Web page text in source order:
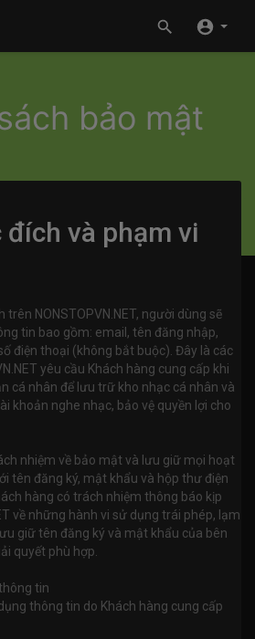
bảo mật
và phạm vi
trên NONSTOPVN.NET, người dùng sẽ
tin bao gồm: email, tên đăng nhập,
điện thoại (không bắt buộc). Đây là các
yêu cầu Khách hàng cung cấp khi
cá nhân để lưu trữ kho nhạc cá nhân và
khoản nghe nhạc, bảo vệ quyền lợi cho
nhiệm về bảo mật và lưu giữ mọi hoạt
tên đăng ký, mật khẩu và hộp thư điện
hàng có trách nhiệm thông báo kịp
về những hành vi sử dụng trái phép, lạm
giữ tên đăng ký và mật khẩu của bên
quyết phù hợp.
tin
thông tin do Khách hàng cung cấp